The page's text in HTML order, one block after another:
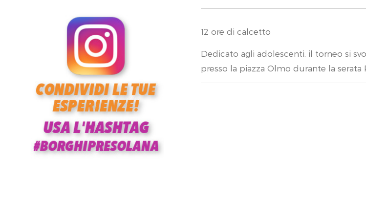
12 ore di calcetto
Dedicato agli adolescenti, il torneo si
presso la piazza Olmo durante la